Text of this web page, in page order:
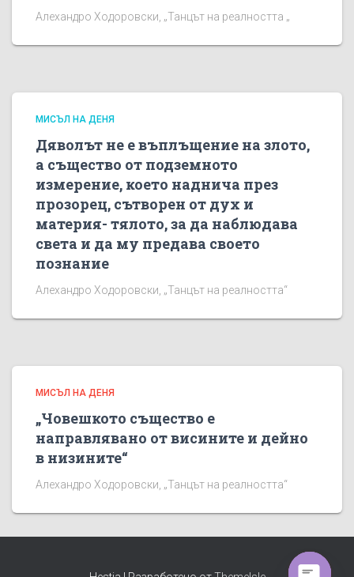
Алехандро Ходоровски, „Танцът на реалността „
МИСЪЛ НА ДЕНЯ
Дяволът не е въплъщение на злото,
а същество от подземното
измерение, което наднича през
прозорец, сътворен от дух и
материя- тялото, за да наблюдава
света и да му предава своето
познание
Алехандро Ходоровски, „Танцът на реалността“
МИСЪЛ НА ДЕНЯ
„Човешкото същество е
направлявано от висините и дейно
в низините“
Алехандро Ходоровски, „Танцът на реалността“